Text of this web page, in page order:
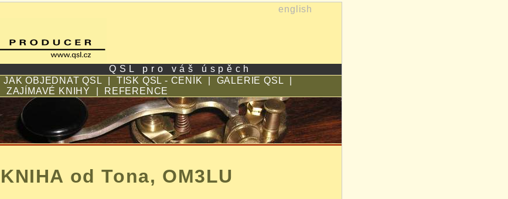
english
Q S L p r o v á š ú s p ě c h
JAK OBJEDNAT QSL TISK QSL - CENÍK GALERIE QSL
ZAJÍMAVÉ KNIHY
REFERENCE
KNIHA od Tona, OM3LU